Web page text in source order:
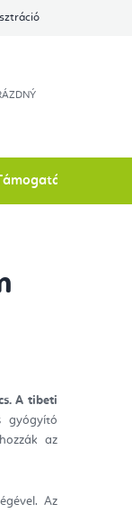
A tibeti
gyógyító
az
Az